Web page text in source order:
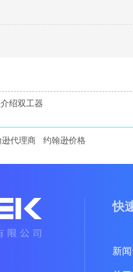
绍双工器
代理商 约翰逊价格
快
新